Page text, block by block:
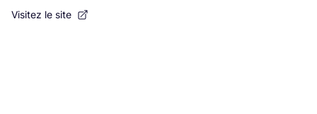
Visitez le site